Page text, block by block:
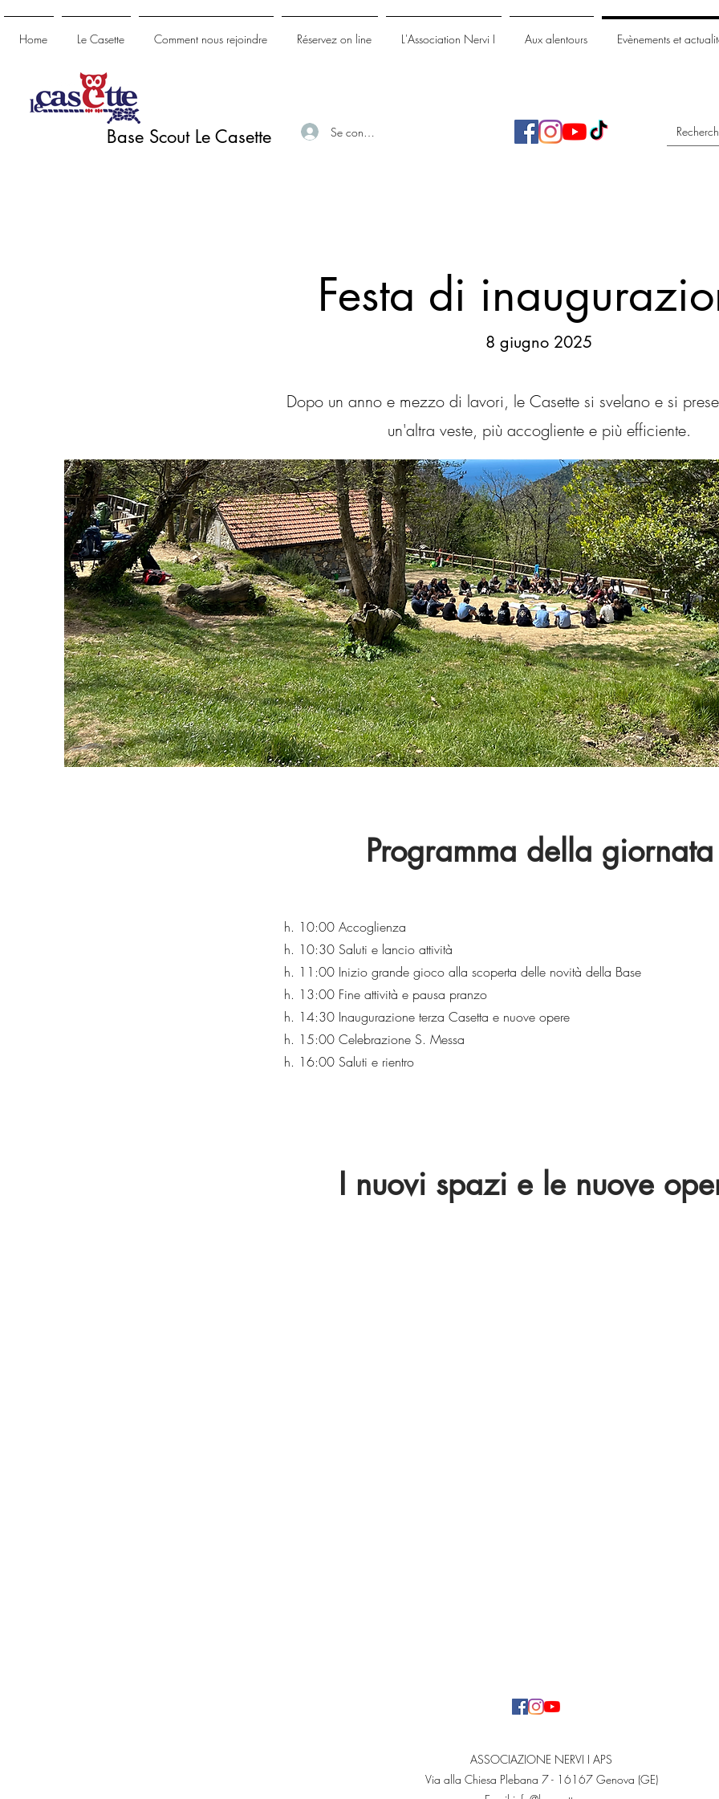
Home Le Casette Comment nous rejoindre Réservez on line L'Association Nervi I Aux alentours Evènements et
Base Scout Le Casette Se connecter
Festa di
8 giugno 2025
Dopo un anno e mezzo di lavori, le Casette si svelano e si
un'altra veste, più accogliente e più efficiente.
Programma della giornata
h. 10:00 Accoglienza
h. 10:30 Saluti e lancio attività
h. 11:00 Inizio grande gioco alla scoperta delle novità della Base
h. 13:00 Fine attività e pausa pranzo
h. 14:30 Inaugurazione terza Casetta e nuove opere
h. 15:00 Celebrazione S. Messa
h. 16:00 Saluti e rientro
I nuovi spazi e le nuove
ASSOCIAZIONE NERVI I APS
Via alla Chiesa Plebana 7 - 16167 Genova (GE)